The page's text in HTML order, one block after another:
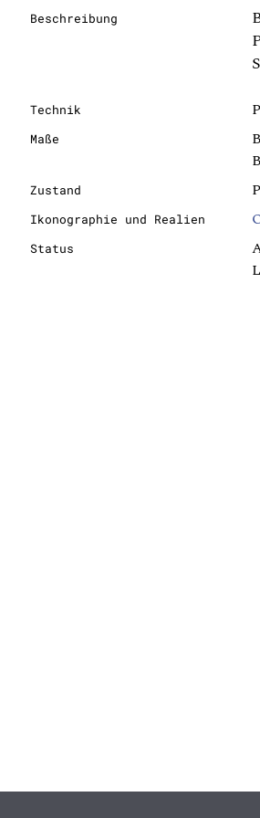
Beschreibung
Technik
Maße
Zustand
Ikonographie und Realien
Status